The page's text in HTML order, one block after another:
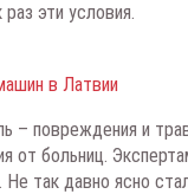
эти условия.
в Латвии
– повреждения и
от больниц.
Не так давно ясно